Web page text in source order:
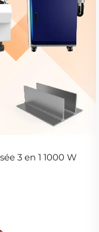
3 en 1 1000 W